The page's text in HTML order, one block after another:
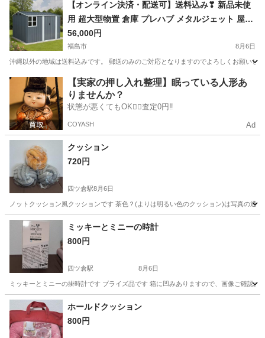
【オンライン決済・配送可】送料込み❣ 新品未使
用 超大型物置 倉庫 プレハブ メタルジェット 屋外
収納 床材補強フレーム付き 幅290cm⑦ 1145772
56,000円
福島市 8月6日
沖縄以外の地域は送料込みです。 郵送のみのご対応となりますのでよろしくお願い
福島 福島市 収納家具 屋根
【実家の押し入れ整理】眠っている人形あ
りませんか？
状態が悪くてもOK🙆‍♀️査定0円‼️
COYASH Ad
クッション
720円
四ツ倉駅8月6日
ノットクッション風クッションです 茶色？(よりは明るい色のクッション)は写真の通
福島 いわき市 四ツ倉駅 インテリア雑貨/小物
ミッキーとミニーの時計
800円
四ツ倉駅 8月6日
ミッキーとミニーの掛時計です プライズ品です 箱に凹みありますので、画像ご確認お
福島 いわき市 四ツ倉駅
ホールドクッション
800円